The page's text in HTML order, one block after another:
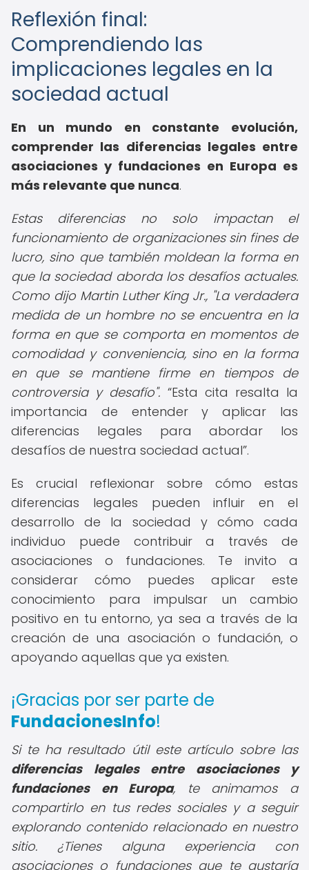
Reflexión final:
Comprendiendo las
implicaciones legales en la
sociedad actual
En un mundo en constante evolución,
comprender las diferencias legales entre
asociaciones y fundaciones en Europa es
más relevante que nunca.
Estas diferencias no solo impactan el
funcionamiento de organizaciones sin fines de
lucro, sino que también moldean la forma en
que la sociedad aborda los desafíos actuales.
Como dijo Martin Luther King Jr., "La verdadera
medida de un hombre no se encuentra en la
forma en que se comporta en momentos de
comodidad y conveniencia, sino en la forma
en que se mantiene firme en tiempos de
controversia y desafío".
Esta cita resalta la
importancia de entender y aplicar las
diferencias legales para abordar los
desafíos de nuestra sociedad actual .
Es crucial reflexionar sobre cómo estas
diferencias legales pueden influir en el
desarrollo de la sociedad y cómo cada
individuo puede contribuir a través de
asociaciones o fundaciones. Te invito a
considerar cómo puedes aplicar este
conocimiento para impulsar un cambio
positivo en tu entorno, ya sea a través de la
creación de una asociación o fundación, o
apoyando aquellas que ya existen.
¡Gracias por ser parte de
FundacionesInfo!
Si te ha resultado útil este artículo sobre las
diferencias legales entre asociaciones y
fundaciones en Europa, te animamos a
compartirlo en tus redes sociales y a seguir
explorando contenido relacionado en nuestro
sitio. ¿Tienes alguna experiencia con
asociaciones o fundaciones que te gustaría